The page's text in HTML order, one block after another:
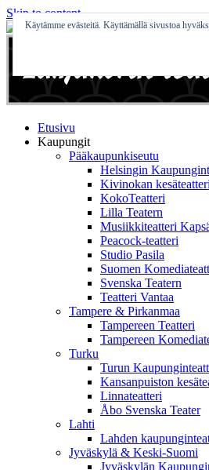
Skip to content
Etusivu
Kaupungit
Pääkaupunkiseutu
Helsingin
Kivinokan kesäteatteri
KokoTeatteri
Lilla Teatern
Musiikkiteatteri
Peacock-teatteri
Studio Pasila
Suomen
Svenska Teatern
Teatteri Vantaa
Tampere & Pirkanmaa
Tampereen Teatteri
Tampereen
Turku
Turun
Kansanpuiston
Linnateatteri
Åbo Svenska Teater
Lahti
Lahden
Jyväskylä & Keski-Suomi
Jyväskylän
Käytämme evästeitä. Käyttämällä sivustoa